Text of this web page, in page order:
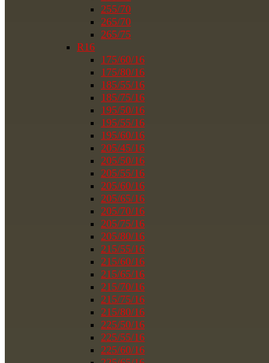
255/70
265/70
265/75
R16
175/60/16
175/80/16
185/55/16
185/75/16
195/50/16
195/55/16
195/60/16
205/45/16
205/50/16
205/55/16
205/60/16
205/65/16
205/70/16
205/75/16
205/80/16
215/55/16
215/60/16
215/65/16
215/70/16
215/75/16
215/80/16
225/50/16
225/55/16
225/60/16